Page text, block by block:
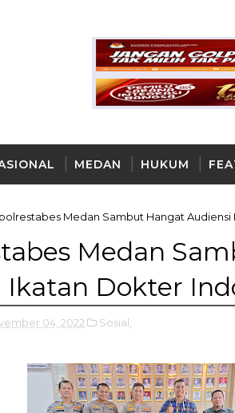
MEDAN HUKUM
Medan Sambut Hangat
Medan
Ikatan Dokter
04, 2022 Sosial,